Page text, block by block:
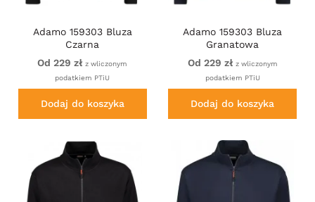
Adamo 159303 Bluza
Czarna
Od 229 zł z wliczonym
podatkiem PTiU
Dodaj do koszyka
Adamo 159303 Bluza
Granatowa
Od 229 zł z wliczonym
podatkiem PTiU
Dodaj do koszyka